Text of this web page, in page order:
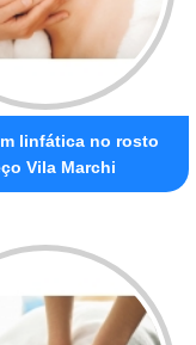
linfática no rosto
Vila Marchi